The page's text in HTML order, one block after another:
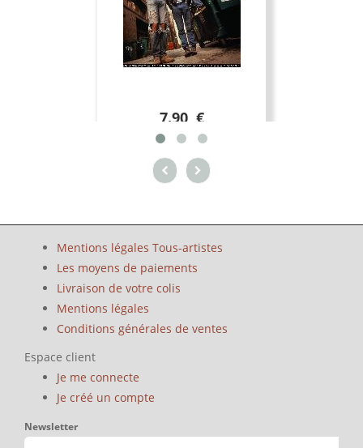
7.90 €
Mentions légales Tous-artistes
Les moyens de paiements
Livraison de votre colis
Mentions légales
Conditions générales de ventes
Espace client
Je me connecte
Je créé un compte
Newsletter